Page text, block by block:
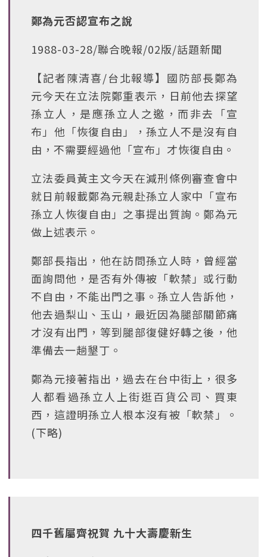
鄭為元否認宣布之說
1988-03-28/聯合晚報/02版/話題新聞
【記者陳清喜/台北報導】國防部長鄭為
元今天在立法院鄭重表示，日前他去探望
孫立人，是應孫立人之邀，而非去「宣
布」他「恢復自由」，孫立人不是沒有自
由，不需要經過他「宣布」才恢復自由。
立法委員黃主文今天在減刑條例審查會中
就日前報載鄭為元親赴孫立人家中「宣布
孫立人恢復自由」之事提出質詢。鄭為元
做上述表示。
鄭部長指出，他在訪問孫立人時，曾經當
面詢問他，是否有外傳被「軟禁」或行動
不自由，不能出門之事。孫立人告訴他，
他去過梨山、玉山，最近因為腿部關節痛
才沒有出門，等到腿部復健好轉之後，他
準備去一趟墾丁。
鄭為元接著指出，過去在台中街上，很多
人都看過孫立人上街逛百貨公司、買東
西，這證明孫立人根本沒有被「軟禁」。
(下略)
四千舊屬齊祝賀 九十大壽慶新生